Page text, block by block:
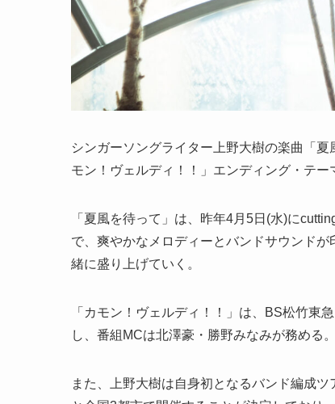
シンガーソングライター上野大樹の楽曲「
モン！ヴェルディ！！」エンディング・テー
「夏風を待って」は、昨年4月5日(水)に
で、爽やかなメロディーとバンドサウンド
緒に盛り上げていく。
「カモン！ヴェルディ！！」は、BS松竹東
し、番組MCは北澤豪・勝野みなみが務める。
また、上野大樹は自身初となるバンド編成